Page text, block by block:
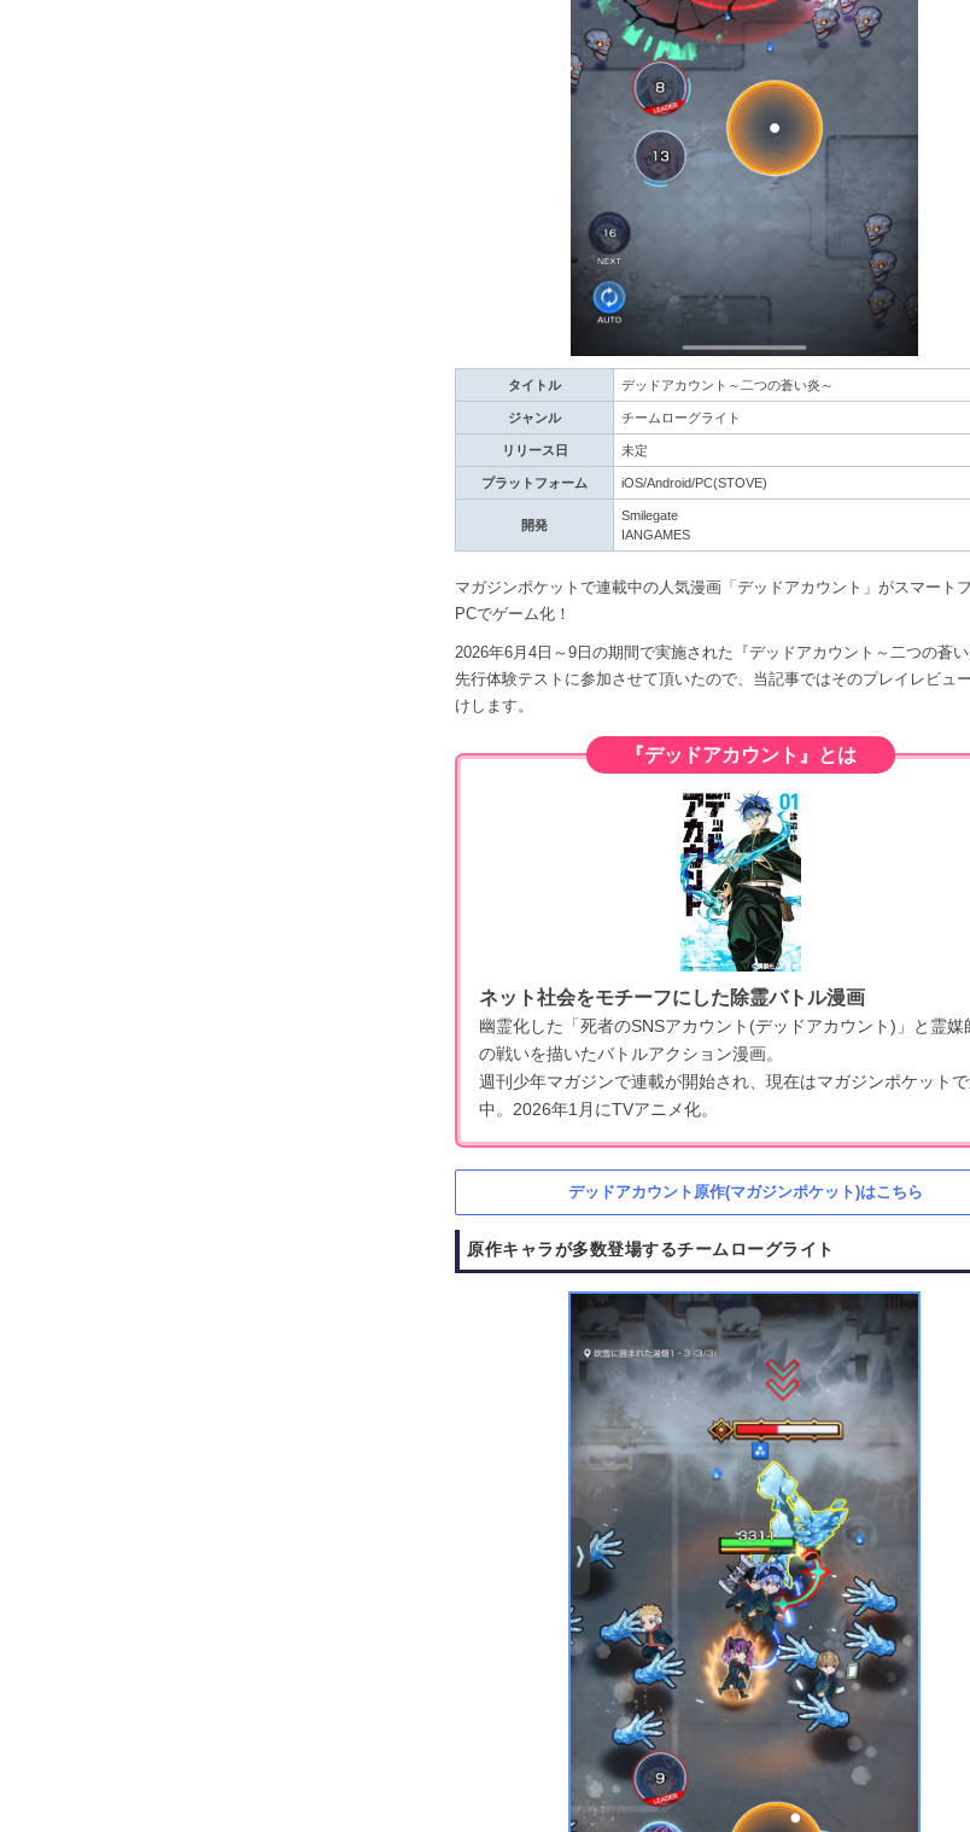
タイトル デッドアカウント～二つの蒼い炎～
ジャンル チームローグライト
リリース日 未定
プラットフォーム iOS/Android/PC(STOVE)
開発
Smilegate
IANGAMES
マガジンポケットで連載中の人気漫画「デッドアカウント」がスマート
PCでゲーム化！
2026年6月4日～9日の期間で実施された『デッドアカウント～二つの蒼
先行体験テストに参加させて頂いたので、当記事ではそのプレイレビュ
けします。
『デッドアカウント』とは
ネット社会をモチーフにした除霊バトル漫画
幽霊化した「死者のSNSアカウント(デッドアカウント)」と霊媒
の戦いを描いたバトルアクション漫画。
週刊少年マガジンで連載が開始され、現在はマガジンポケット
中。2026年1月にTVアニメ化。
デッドアカウント原作(マガジンポケット)はこちら
原作キャラが多数登場するチームローグライト